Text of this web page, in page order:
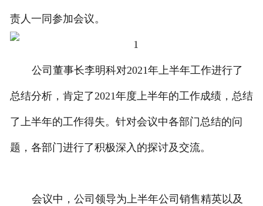
责人一同参加会议。
公司董事长李明科对2021年上半年工作进行了
总结分析，肯定了2021年度上半年的工作成绩，总结
了上半年的工作得失。针对会议中各部门总结的问
题，各部门进行了积极深入的探讨及交流。
会议中，公司领导为上半年公司销售精英以及